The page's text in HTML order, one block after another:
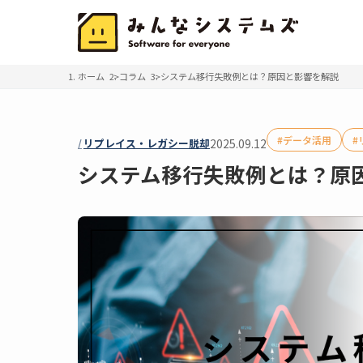
ホーム コラム システム移行失敗例とは？原因と影響を解説
リプレイス・レガシー脱却2025.09.12 データ活用
システム移行失敗例とは？原